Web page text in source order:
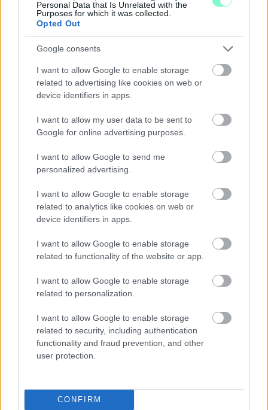
Personal Data that Is Unrelated with the
Purposes for which it was collected.
Opted Out
Google consents
I want to allow Google to enable storage
related to advertising like cookies on web or
device identifiers in apps.
I want to allow my user data to be sent to
Google for online advertising purposes.
I want to allow Google to send me
personalized advertising.
I want to allow Google to enable storage
related to analytics like cookies on web or
device identifiers in apps.
I want to allow Google to enable storage
related to functionality of the website or app.
I want to allow Google to enable storage
related to personalization.
I want to allow Google to enable storage
related to security, including authentication
functionality and fraud prevention, and other
user protection.
CONFIRM
A város 77 helyszínén zajlik a munkavégzés, a Győr Projekt
Szólj hozzá!
HŐSÉGRIASZTÁST, A KÖVETKEZŐ 48 ÓRA LEHET A
LEGKRITIKUSABB AZ ENERGIAELLÁTÁS
EGYELŐRE KITART
A Védelmi Munkacsoport szerint egyelőre stabil az ország
villamosenergia-rendszere, de továbbra is takarékosságra kérik
Szólj hozzá!